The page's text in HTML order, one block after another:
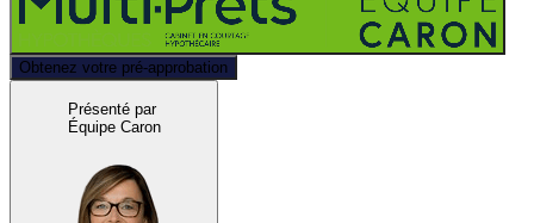
Obtenez votre pré-approbation
Présenté par
Équipe Caron